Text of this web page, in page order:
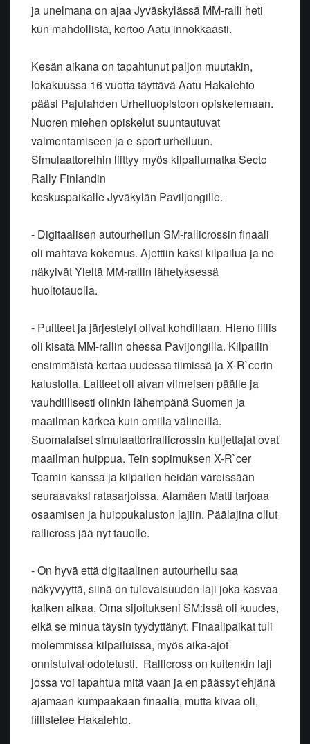
ja unelmana on ajaa Jyväskylässä MM-ralli heti
kun mahdollista, kertoo Aatu innokkaasti.
Kesän aikana on tapahtunut paljon muutakin,
lokakuussa 16 vuotta täyttävä Aatu Hakalehto
pääsi Pajulahden Urheiluopistoon opiskelemaan.
Nuoren miehen opiskelut suuntautuvat
valmentamiseen ja e-sport urheiluun.
Simulaattoreihin liittyy myös kilpailumatka Secto
Rally Finlandin
keskuspaikalle Jyväkylän Paviljongille.
- Digitaalisen autourheilun SM-rallicrossin finaali
oli mahtava kokemus. Ajettiin kaksi kilpailua ja ne
näkyivät Yleltä MM-rallin lähetyksessä
huoltotauolla.
- Puitteet ja järjestelyt olivat kohdillaan. Hieno fiilis
oli kisata MM-rallin ohessa Pavijongilla. Kilpailin
ensimmäistä kertaa uudessa tiimissä ja X-R`cerin
kalustolla. Laitteet oli aivan viimeisen päälle ja
vauhdillisesti olinkin lähempänä Suomen ja
maailman kärkeä kuin omilla välineillä.
Suomalaiset simulaattorirallicrossin kuljettajat ovat
maailman huippua. Tein sopimuksen X-R`cer
Teamin kanssa ja kilpailen heidän väreissään
seuraavaksi ratasarjoissa. Alamäen Matti tarjoaa
osaamisen ja huippukaluston lajiin. Päälajina ollut
rallicross jää nyt tauolle.
- On hyvä että digitaalinen autourheilu saa
näkyvyyttä, siinä on tulevaisuuden laji joka kasvaa
kaiken aikaa. Oma sijoitukseni SM:issä oli kuudes,
eikä se minua täysin tyydyttänyt. Finaalipaikat tuli
molemmissa kilpailuissa, myös aika-ajot
onnistuivat odotetusti. Rallicross on kuitenkin laji
jossa voi tapahtua mitä vaan ja en päässyt ehjänä
ajamaan kumpaakaan finaalia, mutta kivaa oli,
fiilistelee Hakalehto.